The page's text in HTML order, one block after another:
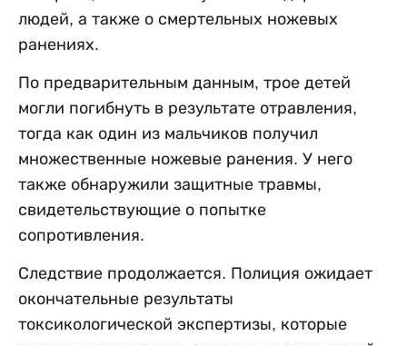
людей, а также о смертельных ножевых
ранениях.
По предварительным данным, трое детей
могли погибнуть в результате отравления,
тогда как один из мальчиков получил
множественные ножевые ранения. У него
также обнаружили защитные травмы,
свидетельствующие о попытке
сопротивления.
Следствие продолжается. Полиция ожидает
окончательные результаты
токсикологической экспертизы, которые